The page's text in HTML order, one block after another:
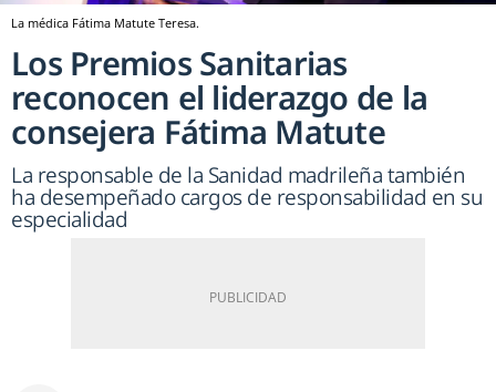
La médica Fátima Matute Teresa.
Los Premios Sanitarias
reconocen el liderazgo de la
consejera Fátima Matute
La responsable de la Sanidad madrileña también
ha desempeñado cargos de responsabilidad en su
especialidad